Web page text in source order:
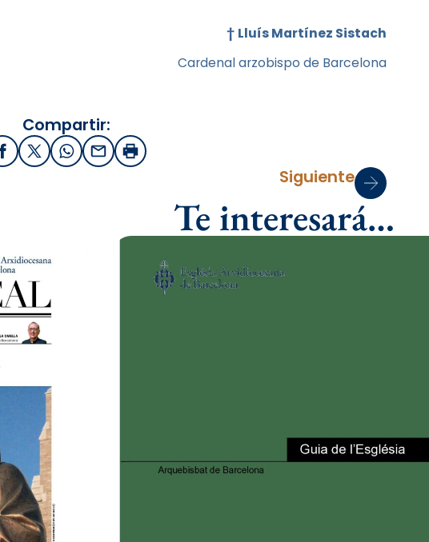
† Lluís Martínez Sistach
Cardenal arzobispo de Barcelona
Compartir:
FacebookX / Twitter
WhatsApp
EmailImprimir
Siguiente
Te interesará…